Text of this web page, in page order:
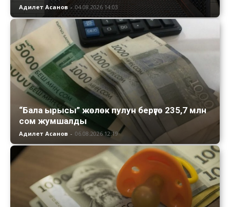
Адилет Асанов - 04.08.2026 14:03
“Бала ырысы” жөлөк пулун берүүгө 235,7 млн
сом жумшалды
Адилет Асанов - 06.08.2026 12:19